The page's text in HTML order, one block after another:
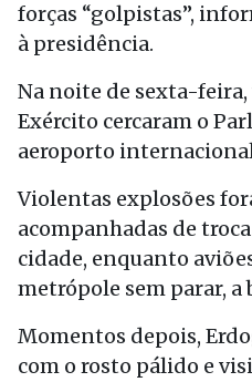
forças “golpistas”,
à presidência.
Na noite de sexta-
Exército cercaram o
aeroporto
Violentas explosões
acompanhadas de
cidade, enquanto
metrópole sem parar,
Momentos depois,
com o rosto pálido e